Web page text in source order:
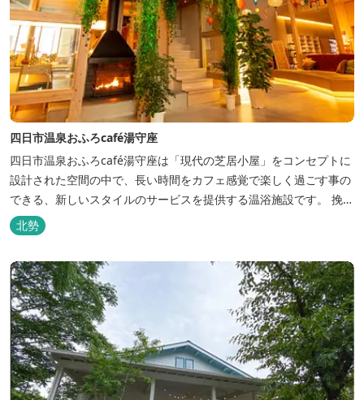
四日市温泉おふろcafé湯守座
四日市温泉おふろcafé湯守座は「現代の芝居小屋」をコンセプトに
設計された空間の中で、長い時間をカフェ感覚で楽しく過ごす事の
できる、新しいスタイルのサービスを提供する温浴施設です。 挽き
たてコーヒーやコミック、雑誌、マッサージチェア、Wi-Fiを無料
でご利用いただけます。
北勢